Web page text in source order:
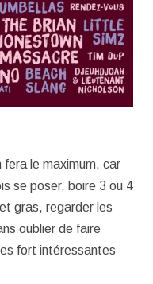
fera le maximum, car
se poser, boire 3 ou 4
gras, regarder les
oublier de faire
fort intéressantes